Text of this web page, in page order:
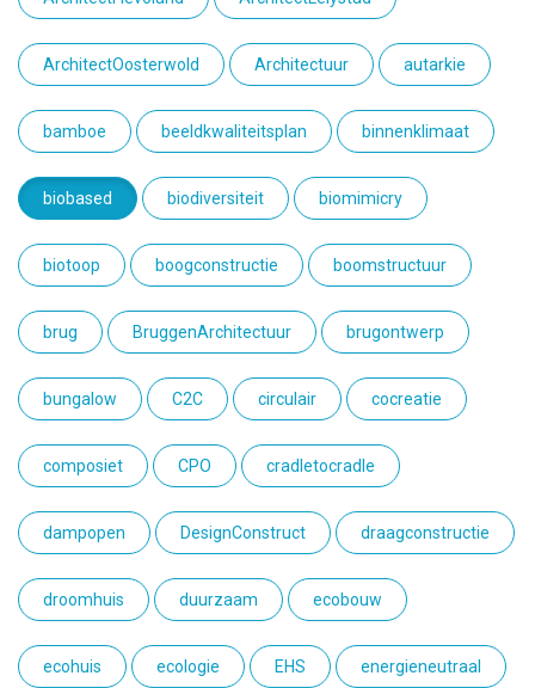
ArchitectOosterwold Architectuur autarkie
bamboe beeldkwaliteitsplan binnenklimaat
biobased biodiversiteit biomimicry
biotoop boogconstructie boomstructuur
brug BruggenArchitectuur brugontwerp
bungalow C2C circulair cocreatie
composiet CPO cradletocradle
dampopen DesignConstruct draagconstructie
droomhuis duurzaam ecobouw
ecohuis ecologie EHS energieneutraal